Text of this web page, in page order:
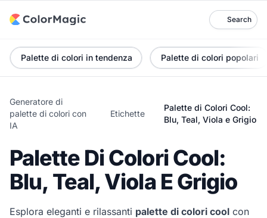
Search
Palette di colori in tendenza Palette di colori popolari
Generatore di
palette di colori con
IA
Etichette
Palette di Colori Cool:
Blu, Teal, Viola e Grigio
Palette Di Colori Cool:
Blu, Teal, Viola E Grigio
Esplora eleganti e rilassanti palette di colori cool con